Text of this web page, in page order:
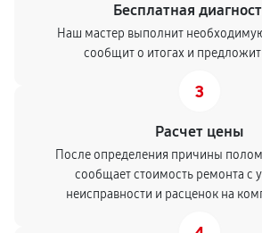
Бесплатная
Наш мастер выполнит
сообщит о итогах и
3
Расчет цены
После определения причины
сообщает стоимость ремонта с
неисправности и расценок на